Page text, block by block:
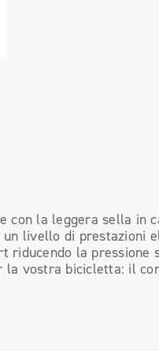
con la leggera sella in
livello di prestazioni
riducendo la
vostra bicicletta: il